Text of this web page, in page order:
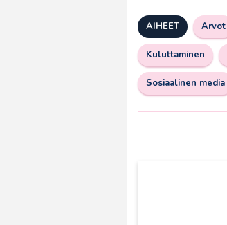
AIHEET Arvot
Kuluttaminen
Sosiaalinen media